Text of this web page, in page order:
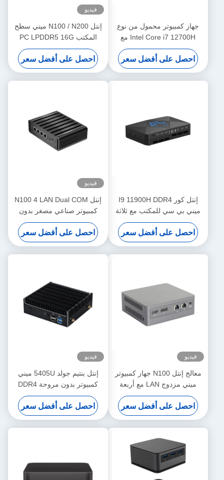
جهاز كمبيوتر محمول من نوع
Intel Core i7 12700H مع
RTX3060 جهاز كمبيوتر محمول
احصل على أفضل سعر
فيديو
إنتل N100 / N200 ميني سطح
المكتب PC LPDDR5 16G
ذاكرة الوصول العشوائي ويندوز
10/11 لينكس ميني سطح
المكتب
احصل على أفضل سعر
إنتل كور I9 11900H DDR4
ميني بي سي للمكتب مع ثلاثة
HDMI دعم شاشة 4K
احصل على أفضل سعر
فيديو
إنتل N100 4 LAN Dual COM
كمبيوتر صناعي مصغر بدون
مروحة مع WIFI DDR4 16G
RAM ويندوز لينكس
احصل على أفضل سعر
فيديو
معالج إنتل N100 جهاز كمبيوتر
ميني مزدوج LAN مع أربعة
أجهزة USB DDR4 ذاكرة ذاكرة
RAM 46GB للمكتب المنزلي
احصل على أفضل سعر
فيديو
إنتل بنتيم جولد 5405U ميني
كمبيوتر بدون مروحة DDR4
64GB لينكس للمكتب المنزلي
احصل على أفضل سعر